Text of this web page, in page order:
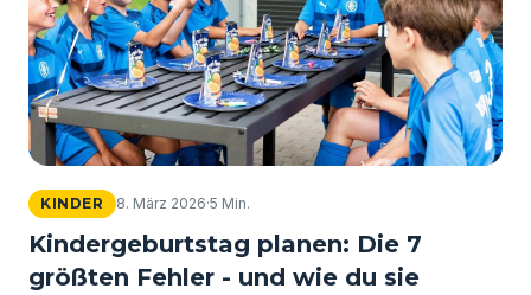
KINDER 8. März 2026·5 Min.
Kindergeburtstag planen: Die 7
größten Fehler - und wie du sie